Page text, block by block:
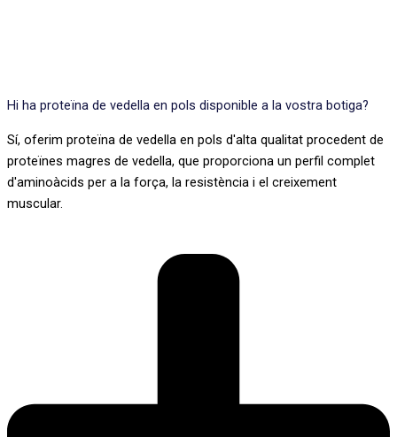
Hi ha proteïna de vedella en pols disponible a la vostra botiga?
Sí, oferim proteïna de vedella en pols d'alta qualitat procedent de
proteïnes magres de vedella, que proporciona un perfil complet
d'aminoàcids per a la força, la resistència i el creixement
muscular.